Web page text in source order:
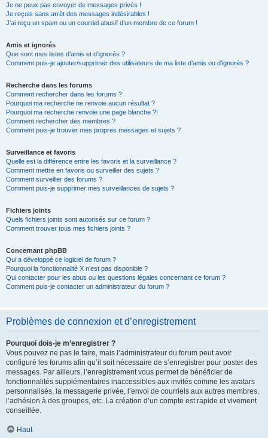
Je ne peux pas envoyer de messages privés !
Je reçois sans arrêt des messages indésirables !
J’ai reçu un spam ou un courriel abusif d’un membre de ce forum !
Amis et ignorés
Que sont mes listes d’amis et d’ignorés ?
Comment puis-je ajouter/supprimer des utilisateurs de ma liste d’amis ou d’ignorés ?
Recherche dans les forums
Comment rechercher dans les forums ?
Pourquoi ma recherche ne renvoie aucun résultat ?
Pourquoi ma recherche renvoie une page blanche ?!
Comment rechercher des membres ?
Comment puis-je trouver mes propres messages et sujets ?
Surveillance et favoris
Quelle est la différence entre les favoris et la surveillance ?
Comment mettre en favoris ou surveiller des sujets ?
Comment surveiller des forums ?
Comment puis-je supprimer mes surveillances de sujets ?
Fichiers joints
Quels fichiers joints sont autorisés sur ce forum ?
Comment trouver tous mes fichiers joints ?
Concernant phpBB
Qui a développé ce logiciel de forum ?
Pourquoi la fonctionnalité X n’est pas disponible ?
Qui contacter pour les abus ou les questions légales concernant ce forum ?
Comment puis-je contacter un administrateur du forum ?
Problèmes de connexion et d’enregistrement
Pourquoi dois-je m’enregistrer ?
Vous pouvez ne pas le faire, mais l’administrateur du forum peut avoir
configuré les forums afin qu’il soit nécessaire de s’enregistrer pour poster des
messages. Par ailleurs, l’enregistrement vous permet de bénéficier de
fonctionnalités supplémentaires inaccessibles aux invités comme les avatars
personnalisés, la messagerie privée, l’envoi de courriels aux autres membres,
l’adhésion à des groupes, etc. La création d’un compte est rapide et vivement
conseillée.
Haut